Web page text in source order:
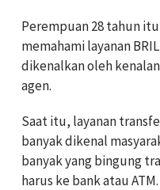
Perempuan 28 tahun
memahami layanan
dikenalkan oleh
agen.
Saat itu, layanan
banyak dikenal
banyak yang bingung
harus ke bank atau